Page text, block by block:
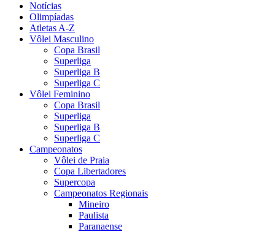
Notícias
Olimpíadas
Atletas A-Z
Vôlei Masculino
Copa Brasil
Superliga
Superliga B
Superliga C
Vôlei Feminino
Copa Brasil
Superliga
Superliga B
Superliga C
Campeonatos
Vôlei de Praia
Copa Libertadores
Supercopa
Campeonatos Regionais
Mineiro
Paulista
Paranaense